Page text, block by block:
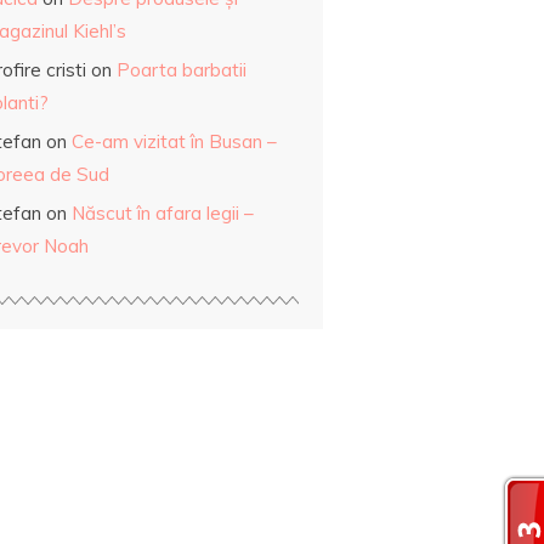
Kiehl’s
cristi on Poarta barbatii
on Ce-am vizitat în Busan –
de Sud
on Născut în afara legii –
Noah